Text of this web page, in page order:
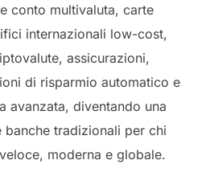
conto multivaluta, carte
internazionali low-cost,
assicurazioni,
di risparmio automatico e
avanzata, diventando una
banche tradizionali per chi
moderna e globale.